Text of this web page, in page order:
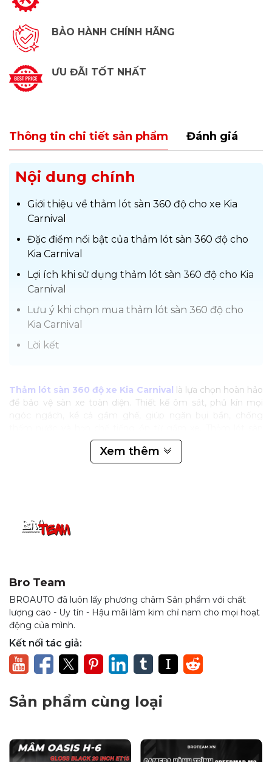
BẢO HÀNH CHÍNH HÃNG
ƯU ĐÃI TỐT NHẤT
Thông tin chi tiết sản phẩm Đánh giá
Nội dung chính
Giới thiệu về thảm lót sàn 360 độ cho xe Kia
Carnival
Đặc điểm nổi bật của thảm lót sàn 360 độ cho
Kia Carnival
Lợi ích khi sử dụng thảm lót sàn 360 độ cho Kia
Carnival
Lưu ý khi chọn mua thảm lót sàn 360 độ cho
Kia Carnival
Lời kết
Thảm lót sàn 360 độ xe Kia Carnival là lựa chọn hoàn hảo
để bảo vệ sàn xe toàn diện. Thiết kế ôm sát, phủ kín mọi
360 độ xe Kia Carnival tạo từ chất liệu da PU hoặc Simili cao
cấp, chống trầy xước, dễ dàng vệ sinh. Đặc biệt, thảm cố
định chắc chắn, không xô lệch, đảm bảo an toàn khi lái xe.
xe Kia Carnival
Xem thêm
Bro Team
BROAUTO đã luôn lấy phương châm Sản phẩm với chất
lượng cao - Uy tín - Hậu mãi làm kim chỉ nam cho mọi hoạt
động của mình.
Kết nối tác giả:
Sản phẩm cùng loại